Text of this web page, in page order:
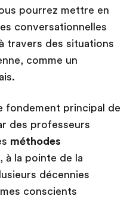
pourrez mettre en
conversationnelles
travers des situations
comme un
fondement principal de
des professeurs
méthodes
, à la pointe de la
décennies
conscients